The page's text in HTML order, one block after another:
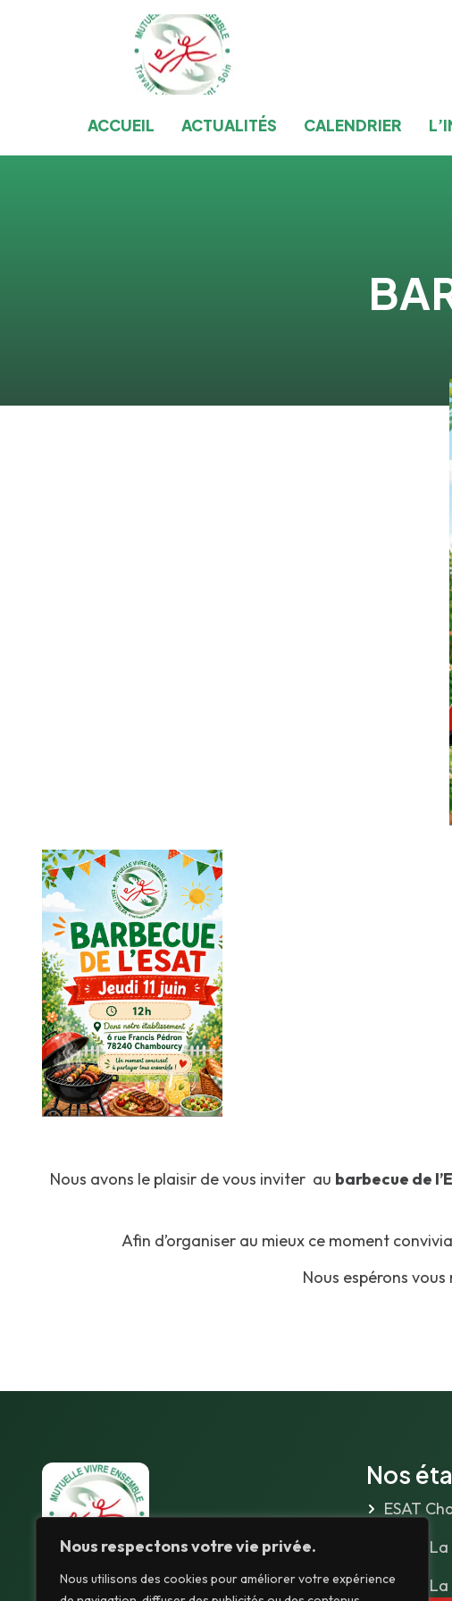
Nous respectons votre vie privée.
Nous utilisons des cookies pour améliorer votre expérience
ACCUEIL ACTUALITÉS CALENDRIER
Nous avons le plaisir de vous inviter au barbecue de
Afin d’organiser au mieux ce moment
Nous espérons
Depuis 1970, nous accompagnons les
Nos
ESAT
Foyer
Foyer La